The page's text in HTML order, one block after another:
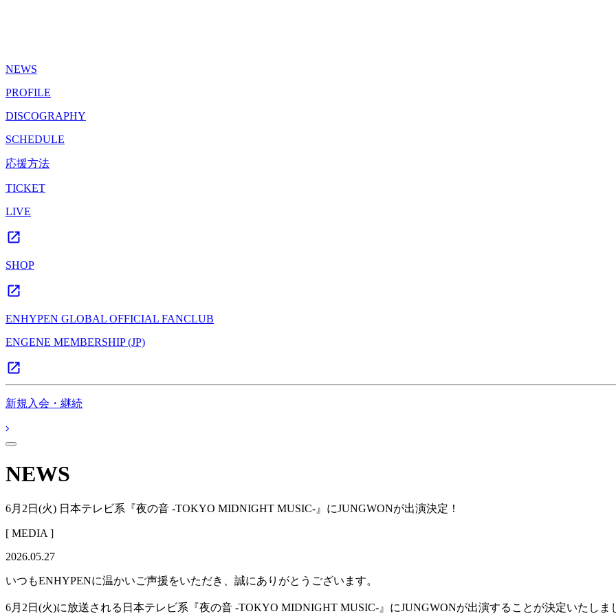
NEWS
PROFILE
DISCOGRAPHY
SCHEDULE
応援方法
TICKET
LIVE
SHOP
ENHYPEN GLOBAL OFFICIAL FANCLUB
ENGENE MEMBERSHIP (JP)
新規入会・継続
NEWS
6月2日(火) 日本テレビ系『夜の音 -TOKYO MIDNIGHT MUSIC-』にJUNGWONが出演決定！
[ MEDIA ]
2026.05.27
いつもENHYPENに温かいご声援をいただき、誠にありがとうございます。
6月2日(火)に放送される日本テレビ系『夜の音 -TOKYO MIDNIGHT MUSIC-』にJUNGWONが出演することが決定いたしま